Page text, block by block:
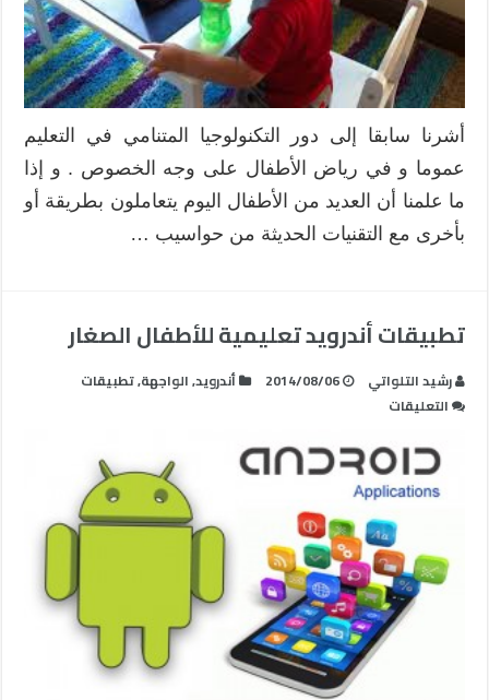
أشرنا سابقا إلى دور التكنولوجيا المتنامي في التعليم
عموما و في رياض الأطفال على وجه الخصوص . و إذا
ما علمنا أن العديد من الأطفال اليوم يتعاملون بطريقة أو
بأخرى مع التقنيات الحديثة من حواسيب …
تطبيقات أندرويد تعليمية للأطفال الصغار
رشيد التلواتي 2014/08/06 أندرويد,الواجهة,تطبيقات
التعليقات
أندرويد
تعليمية
للأطفال
الصغار
مغلقة